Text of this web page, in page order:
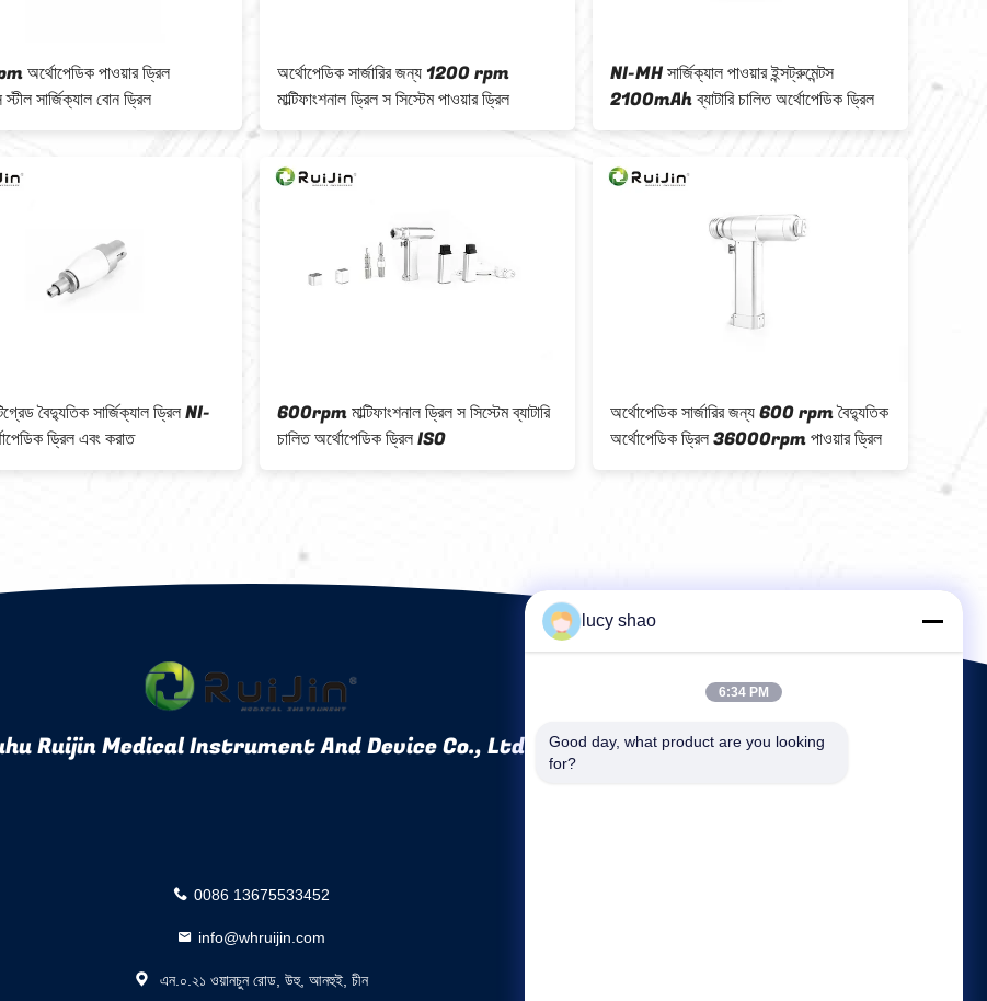
অর্থোপেডিক পাওয়ার ড্রিল
সার্জিক্যাল বোন ড্রিল
অর্থোপেডিক সার্জারির জন্য 1200 rpm
মাল্টিফাংশনাল ড্রিল স সিস্টেম পাওয়ার ড্রিল
NI-MH সার্জিক্যাল পাওয়ার ইন্সট্রুমেন্টস
2100mAh ব্যাটারি চালিত অর্থোপেডিক ড্রিল
বৈদ্যুতিক সার্জিক্যাল ড্রিল NI-
ড্রিল এবং করাত
600rpm মাল্টিফাংশনাল ড্রিল স সিস্টেম ব্যাটারি
চালিত অর্থোপেডিক ড্রিল ISO
অর্থোপেডিক সার্জারির জন্য 600 rpm বৈদ্যুতিক
অর্থোপেডিক ড্রিল 36000rpm পাওয়ার ড্রিল
Ruijin Medical Instrument And Device Co., Ltd.
0086 13675533452
info@whruijin.com
এন.০.২১ ওয়ানচুন রোড, উহু, আনহুই, চীন
lucy shao
6:34 PM
Good day, what product are you looking
for?